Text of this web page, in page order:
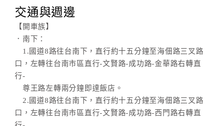
交通與週邊
【開車族】
．南下：
1.國道8路往台南下，直行約十五分鐘至海佃路三叉路
口，左轉往台南市區直行-文賢路-成功路-金華路右轉直
行-
尊王路左轉兩分鐘即達飯店。
2.國道8路往台南下，直行約十五分鐘至海佃路三叉路
口，左轉往台南市區直行-文賢路-成功路-西門路右轉直